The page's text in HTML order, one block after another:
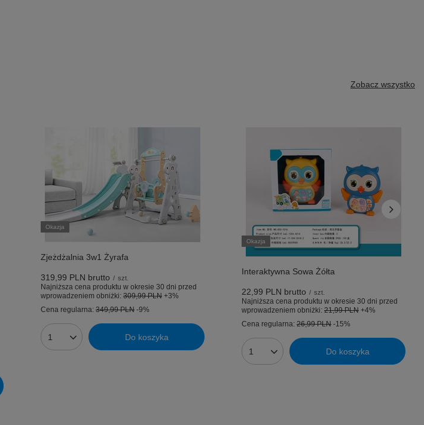
Zobacz wszystko
Okazja
Zjeżdżalnia 3w1 Żyrafa
319,99 PLN brutto / szt.
Najniższa cena produktu w okresie 30 dni przed
wprowadzeniem obniżki: 309,99 PLN +3%
Cena regularna: 349,99 PLN -9%
Ilość produktów Do koszyka
Okazja
Interaktywna Sowa Żółta
22,99 PLN brutto / szt.
Najniższa cena produktu w okresie 30 dni przed
wprowadzeniem obniżki: 21,99 PLN +4%
Cena regularna: 26,99 PLN -15%
Ilość produktów Do koszyka